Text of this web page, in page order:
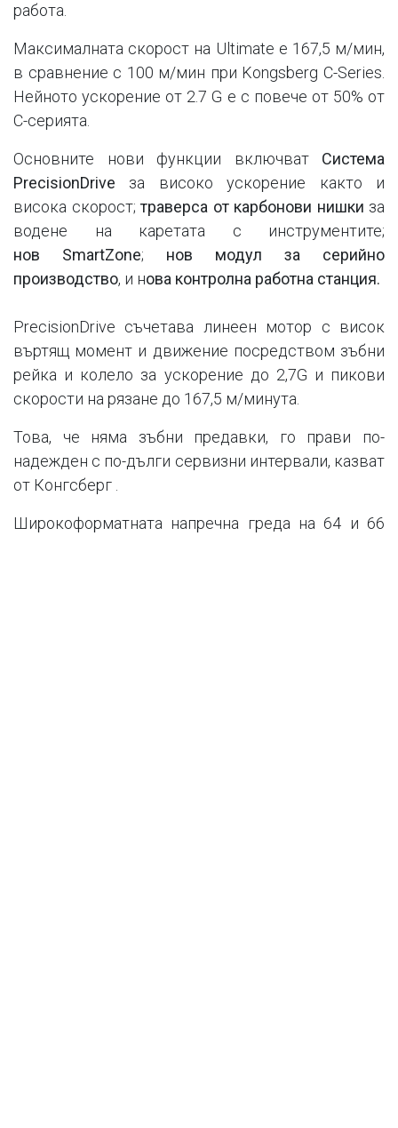
работа.
Максималната скорост на Ultimate е 167,5 м/мин,
в сравнение с 100 м/мин при Kongsberg C-Series.
Нейното ускорение от 2.7 G е с повече от 50% от
C-серията.
Основните нови функции включват Система
PrecisionDrive за високо ускорение както и
висока скорост;траверса от карбонови нишки за
водене на каретата с инструментите;
нов SmartZone; нов модул за серийно
производство, и нова контролна работна станция.
PrecisionDrive съчетава линеен мотор с висок
въртящ момент и движение посредством зъбни
рейка и колело за ускорение до 2,7G и пикови
скорости на рязане до 167,5 м/минута.
Това, че няма зъбни предавки, го прави по-
надежден с по-дълги сервизни интервали, казват
от Конгсберг .
Широкоформатната напречна греда на 64 и 66